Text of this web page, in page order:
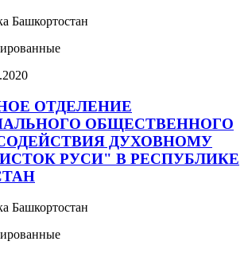
Башкортостан
ОТДЕЛЕНИЕ
ОБЩЕСТВЕННОГО
ДУХОВНОМУ
РУСИ" В РЕСПУБЛИКЕ
Башкортостан